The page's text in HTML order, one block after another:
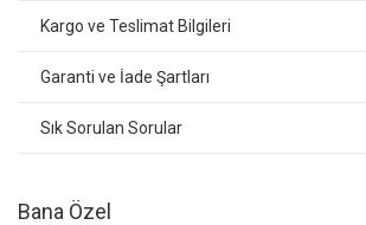
Kargo ve Teslimat Bilgileri
Garanti ve İade Şartları
Sık Sorulan Sorular
Bana Özel